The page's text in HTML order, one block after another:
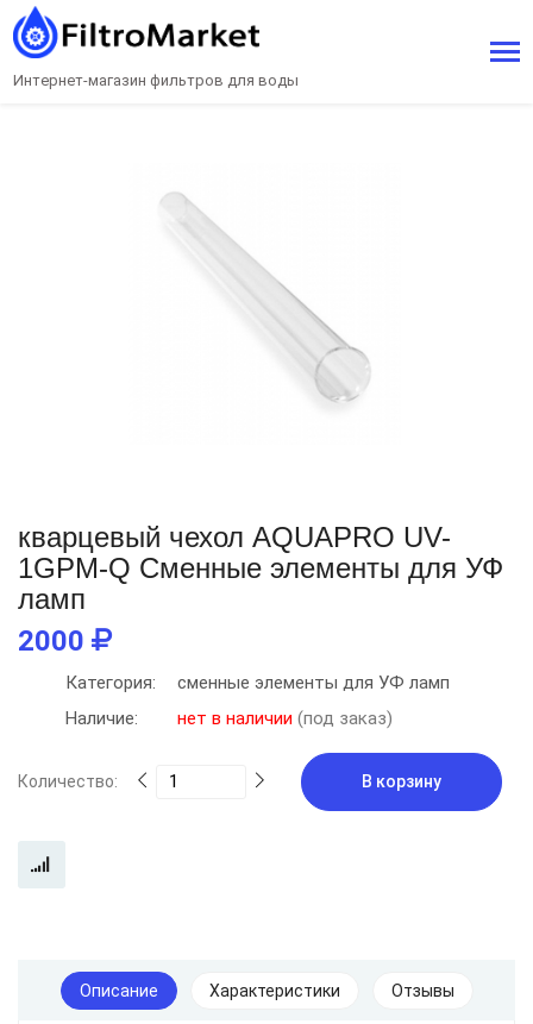
Интернет-магазин фильтров для воды
кварцевый чехол AQUAPRO UV-
1GPM-Q Сменные элементы для УФ
ламп
2000
Категория:
сменные элементы для УФ ламп
Наличие:
нет в наличии (под заказ)
Количество: В корзину
Описание Характеристики Отзывы